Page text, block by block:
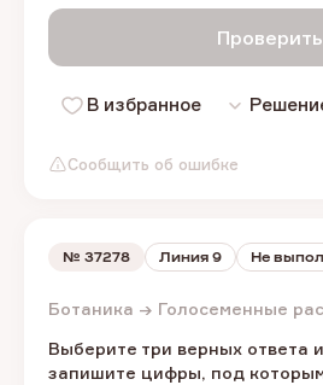
Сообщить об ошибке
Проверить
В избранное
№ 37278 Линия 9 Не
Ботаника → Голосеменные
Выберите три верных ответа
запишите цифры, под